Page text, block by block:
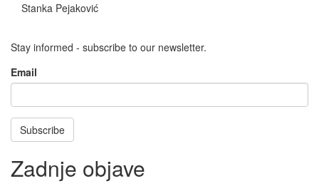
Stanka Pejaković
Stay informed - subscribe to our newsletter.
Email
Subscribe
Zadnje objave